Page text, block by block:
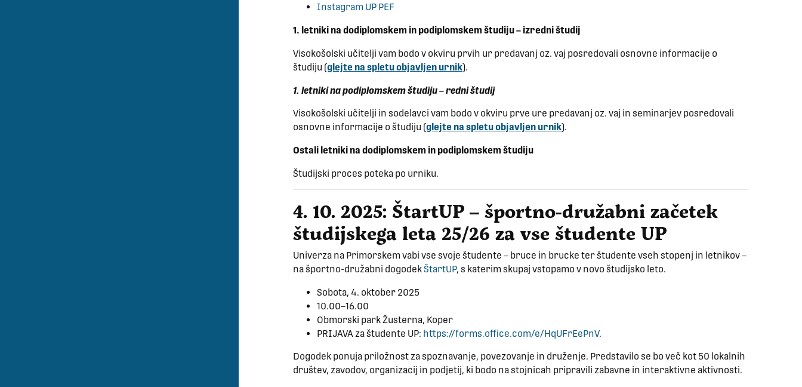
Instagram UP PEF
1. letniki na dodiplomskem in podiplomskem študiju – izredni študij
Visokošolski učitelji vam bodo v okviru prvih ur predavanj oz. vaj posredovali osnovne informacije o
študiju (glejte na spletu objavljen urnik).
1. letniki na podiplomskem študiju – redni študij
Visokošolski učitelji in sodelavci vam bodo v okviru prve ure predavanj oz. vaj in seminarjev posredovali
osnovne informacije o študiju (glejte na spletu objavljen urnik).
Ostali letniki na dodiplomskem in podiplomskem študiju
Študijski proces poteka po urniku.
4. 10. 2025: ŠtartUP – športno-družabni začetek
študijskega leta 25/26 za vse študente UP
Univerza na Primorskem vabi vse svoje študente – bruce in brucke ter študente vseh stopenj in letnikov –
na športno-družabni dogodekŠtartUP, s katerim skupaj vstopamo v novo študijsko leto.
Sobota, 4. oktober 2025
10.00–16.00
Obmorski park Žusterna, Koper​
PRIJAVA za študente UP: https://forms.office.com/e/HqUFrEePnV.
Dogodek ponuja priložnost za spoznavanje, povezovanje in druženje. Predstavilo se bo več kot 50 lokalnih
društev, zavodov, organizacij in podjetij, ki bodo na stojnicah pripravili zabavne in interaktivne aktivnosti.